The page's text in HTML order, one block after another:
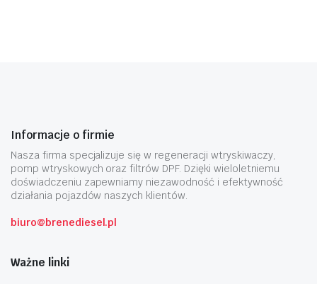
Informacje o firmie
Nasza firma specjalizuje się w regeneracji wtryskiwaczy,
pomp wtryskowych oraz filtrów DPF. Dzięki wieloletniemu
doświadczeniu zapewniamy niezawodność i efektywność
działania pojazdów naszych klientów.
biuro@brenediesel.pl
Ważne linki